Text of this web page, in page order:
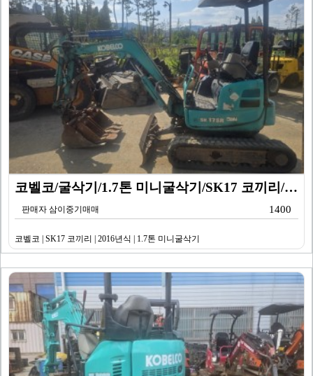
코벨코/굴삭기/1.7톤 미니굴삭기/SK17 코끼리/20…
판매자 삼이중기매매 1400
코벨코 | SK17 코끼리 | 2016년식 | 1.7톤 미니굴삭기